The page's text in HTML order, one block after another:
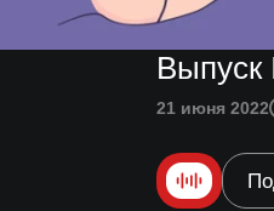
21 июня 2022